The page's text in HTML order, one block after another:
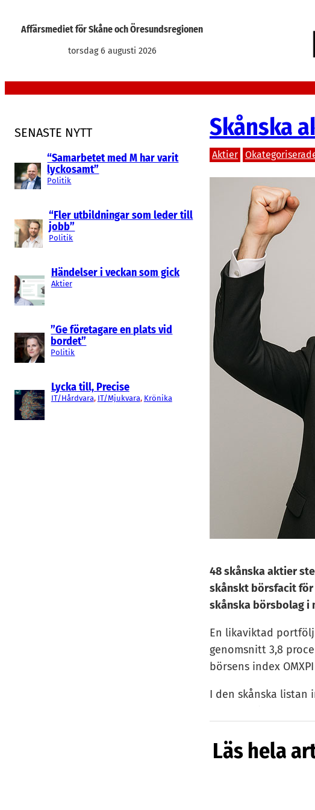
Affärsmediet för Skåne och Öresundsregionen
torsdag 6 augusti 2026
SENASTE NYTT
“Samarbetet med M har varit
lyckosamt”
Politik
“Fler utbildningar som leder till
jobb”
Politik
Händelser i veckan som gick
Aktier
”Ge företagare en plats vid
bordet”
Politik
Lycka till, Precise
IT/Hårdvara, IT/Mjukvara, Krönika
Skånska
Aktier
48 skånska aktier
skånskt börsfacit för
skånska börsbolag i
En likaviktad portfölj
genomsnitt 3,8
börsens index
I den skånska listan
skånska
Förra året Rapidus
en kurs på minst 5
Läs hela